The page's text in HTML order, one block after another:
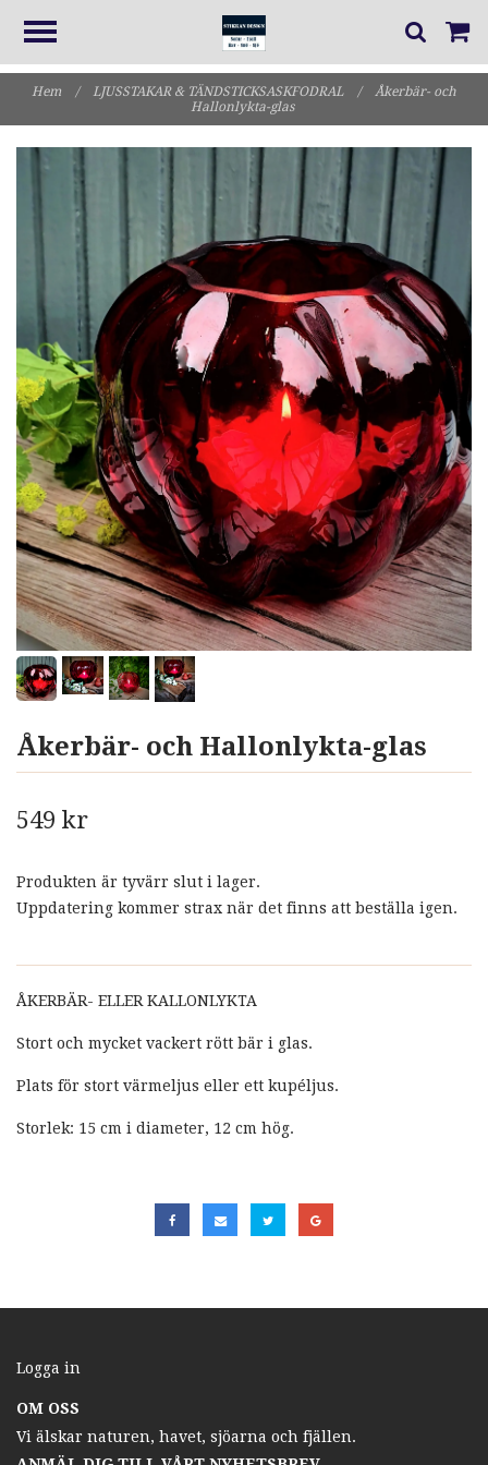
Hem / LJUSSTAKAR & TÄNDSTICKSASKFODRAL /
Åkerbär- och
Hallonlykta-glas
Åkerbär- och Hallonlykta-glas
549 kr
Produkten är tyvärr slut i lager.
Uppdatering kommer strax när det finns att beställa igen.
ÅKERBÄR- ELLER KALLONLYKTA
Stort och mycket vackert rött bär i glas.
Plats för stort värmeljus eller ett kupéljus.
Storlek: 15 cm i diameter, 12 cm hög.
Logga in
OM OSS
Vi älskar naturen, havet, sjöarna och fjällen.